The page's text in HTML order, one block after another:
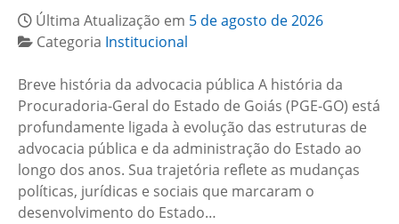
Última Atualização em 5 de agosto de 2026
Categoria Institucional
Breve história da advocacia pública A história da
Procuradoria-Geral do Estado de Goiás (PGE-GO) está
profundamente ligada à evolução das estruturas de
advocacia pública e da administração do Estado ao
longo dos anos. Sua trajetória reflete as mudanças
políticas, jurídicas e sociais que marcaram o
desenvolvimento do Estado…